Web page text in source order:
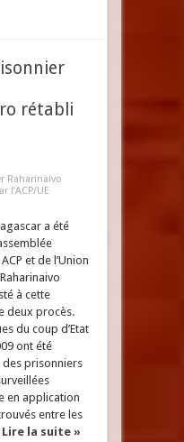
rétabli
Raharinaivo
l’ACP/UE
a été
et de l’Union
à cette
deux procès.
du coup d’Etat
ont été
prisonniers
en application
entre les
Lire la suite »